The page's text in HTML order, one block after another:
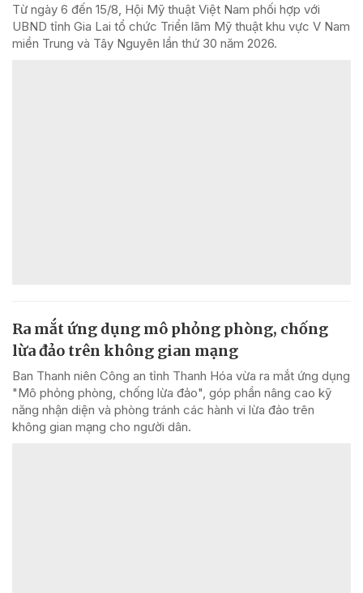
Từ ngày 6 đến 15/8, Hội Mỹ thuật Việt Nam phối hợp với
UBND tỉnh Gia Lai tổ chức Triển lãm Mỹ thuật khu vực V Nam
miền Trung và Tây Nguyên lần thứ 30 năm 2026.
Ra mắt ứng dụng mô phỏng phòng, chống
lừa đảo trên không gian mạng
Ban Thanh niên Công an tỉnh Thanh Hóa vừa ra mắt ứng dụng
"Mô phỏng phòng, chống lừa đảo", góp phần nâng cao kỹ
năng nhận diện và phòng tránh các hành vi lừa đảo trên
không gian mạng cho người dân.